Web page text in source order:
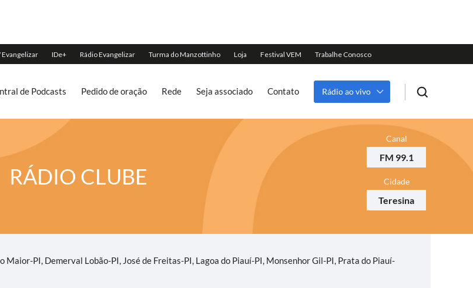
de Podcasts Pedido de oração Rede Seja associado Contato Rádio ao vivo
RÁDIO CLUBE
Canal
FM 99.1
Cidade
Teresina
Maior-PI, Demerval Lobão-PI, José de Freitas-PI, Lagoa do Piauí-PI, Monsenhor Gil-PI, Prata do Piauí-